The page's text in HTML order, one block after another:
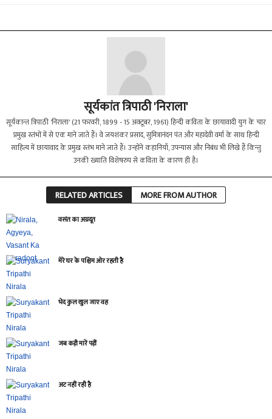
सूर्यकांत त्रिपाठी 'निराला'
सूर्यकान्त त्रिपाठी 'निराला' (21 फरवरी, 1899 - 15 अक्टूबर, 1961) हिन्दी कविता के छायावादी युग के चार
प्रमुख स्तंभों में से एक माने जाते हैं। वे जयशंकर प्रसाद, सुमित्रानंदन पंत और महादेवी वर्मा के साथ हिन्दी
साहित्य में छायावाद के प्रमुख स्तंभ माने जाते हैं। उन्होंने कहानियाँ, उपन्यास और निबंध भी लिखे हैं किन्तु
उनकी ख्याति विशेषरुप से कविता के कारण ही है।
RELATED ARTICLES MORE FROM AUTHOR
वसंत का अग्रदूत
मेरे घर के पश्चिम ओर रहती है
भेद कुल खुल जाए वह
जब कड़ी मारें पड़ीं
अट नहीं रही है